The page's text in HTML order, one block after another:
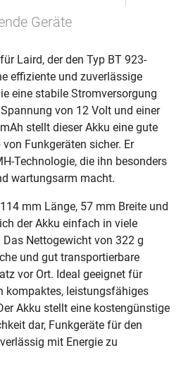
Geräte
Laird, der den Typ BT 923-
effiziente und zuverlässige
eine stabile Stromversorgung
von 12 Volt und einer
stellt dieser Akku eine gute
Funkgeräten sicher. Er
Technologie, die ihn besonders
wartungsarm macht.
mm Länge, 57 mm Breite und
der Akku einfach in viele
Nettogewicht von 322 g
und gut transportierbare
vor Ort. Ideal geeignet für
kompaktes, leistungsfähiges
Akku stellt eine kostengünstige
dar, Funkgeräte für den
mit Energie zu